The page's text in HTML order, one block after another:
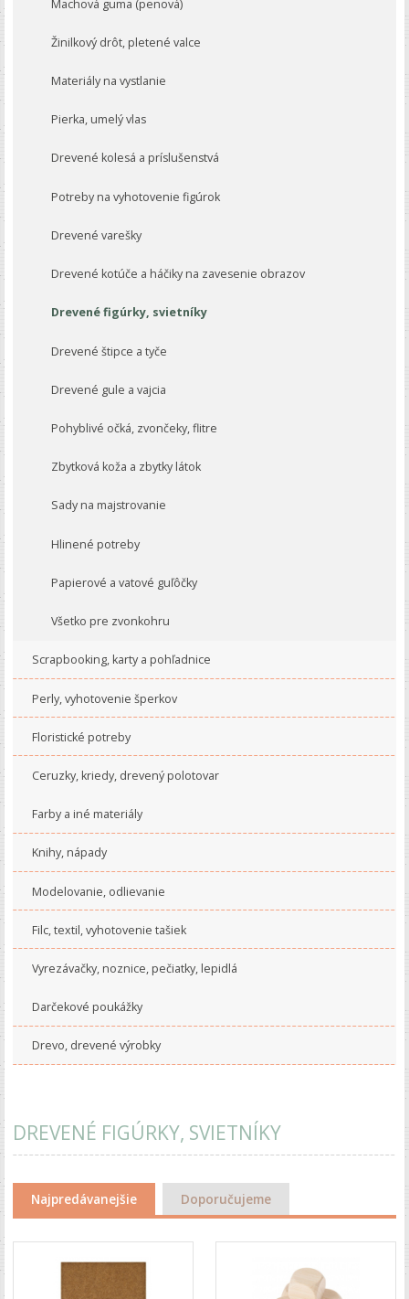
Machová guma (penová)
Žinilkový drôt, pletené valce
Materiály na vystlanie
Pierka, umelý vlas
Drevené kolesá a príslušenstvá
Potreby na vyhotovenie figúrok
Drevené varešky
Drevené kotúče a háčiky na zavesenie obrazov
Drevené figúrky, svietníky
Drevené štipce a tyče
Drevené gule a vajcia
Pohyblivé očká, zvončeky, flitre
Zbytková koža a zbytky látok
Sady na majstrovanie
Hlinené potreby
Papierové a vatové guľôčky
Všetko pre zvonkohru
Scrapbooking, karty a pohľadnice
Perly, vyhotovenie šperkov
Floristické potreby
Ceruzky, kriedy, drevený polotovar
Farby a iné materiály
Knihy, nápady
Modelovanie, odlievanie
Filc, textil, vyhotovenie tašiek
Vyrezávačky, noznice, pečiatky, lepidlá
Darčekové poukážky
Drevo, drevené výrobky
DREVENÉ FIGÚRKY, SVIETNÍKY
Najpredávanejšie Doporučujeme